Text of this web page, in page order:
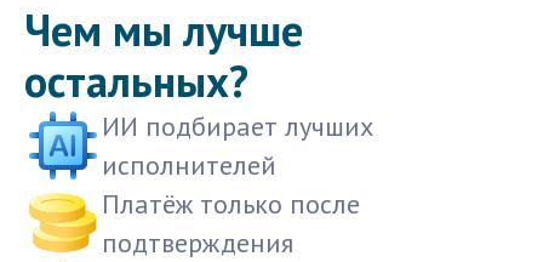
Чем мы лучше
остальных?
ИИ подбирает лучших
исполнителей
Платёж только после
подтверждения